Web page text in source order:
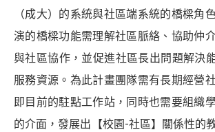
（成大）的系統與社區端系統的橋樑角
演的橋樑功能需理解社區脈絡、協助仲
與社區協作，並促進社區長出問題解決
服務資源。為此計畫團隊需有長期經營
即目前的駐點工作站，同時也需要組織
的介面，發展出【校園-社區】關係性的